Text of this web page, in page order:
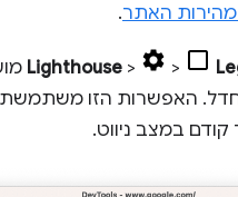
מהירות האתר.
Lighthouse > >
האפשרות הזו
קודם במצב ניווט.